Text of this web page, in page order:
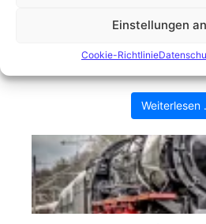
Einstellungen
Cookie-Richtlinie
Die Sonne schien, der
bewölkt, eine optimaler
Weiterlesen